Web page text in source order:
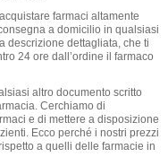
farmaci altamente
a domicilio in qualsiasi
descrizione dettagliata, che ti
24 ore dall’ordine il farmaco
altro documento scritto
Cerchiamo di
e di mettere a disposizione
Ecco perché i nostri prezzi
a quelli delle farmacie in